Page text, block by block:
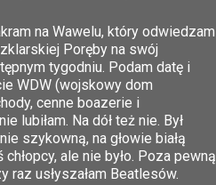
na Wawelu, który odwiedzam
Poręby na swój
tygodniu. Podam datę i
WDW (wojskowy dom
cenne boazerie i
lubiłam. Na dół też nie. Był
szykowną, na głowie białą
ale nie było. Poza pewną
usłyszałam Beatlesów.